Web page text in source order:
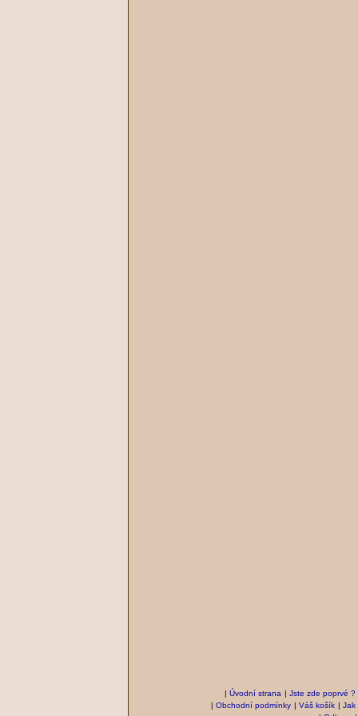
| Úvodní strana | Jste zde poprvé ?
| Obchodní podmínky | Váš košík | Jak